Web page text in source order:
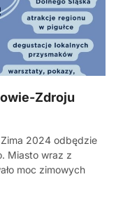
Zdroju
2024 odbędzie
Miasto wraz z
moc zimowych